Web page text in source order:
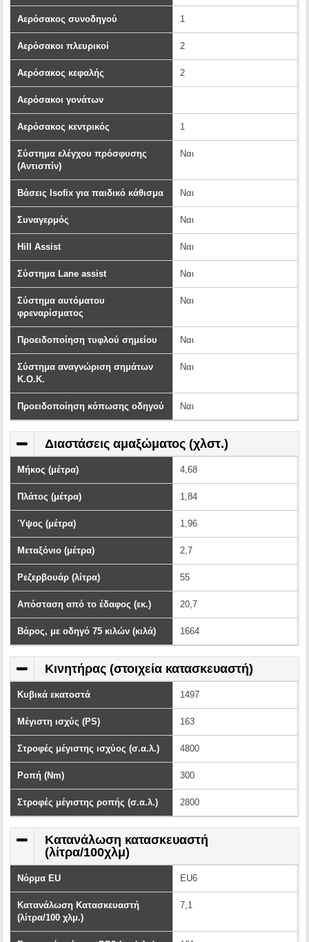
Αερόσακος συνοδηγού 1
Αερόσακοι πλευρικοί 2
Αερόσακος κεφαλής 2
Αερόσακοι γονάτων
Αερόσακος κεντρικός 1
Σύστημα ελέγχου πρόσφυσης
(Αντισπίν)
Ναι
Βάσεις Isofix για παιδικό κάθισμα Ναι
Συναγερμός Ναι
Hill Assist Ναι
Σύστημα Lane assist Ναι
Σύστημα αυτόματου
φρεναρίσματος
Ναι
Προειδοποίηση τυφλού σημείου Ναι
Σύστημα αναγνώριση σημάτων
Κ.Ο.Κ.
Ναι
Προειδοποίηση κόπωσης οδηγού Ναι
Διαστάσεις αμαξώματος (χλστ.)
Μήκος (μέτρα) 4,68
Πλάτος (μέτρα) 1,84
Ύψος (μέτρα) 1,96
Μεταξόνιο (μέτρα) 2,7
Ρεζερβουάρ (λίτρα) 55
Απόσταση από το έδαφος (εκ.) 20,7
Βάρος, με οδηγό 75 κιλών (κιλά) 1664
Κινητήρας (στοιχεία κατασκευαστή)
Κυβικά εκατοστά 1497
Μέγιστη ισχύς (PS) 163
Στροφές μέγιστης ισχύος (σ.α.λ.) 4800
Ροπή (Nm) 300
Στροφές μέγιστης ροπής (σ.α.λ.) 2800
Κατανάλωση κατασκευαστή
(λίτρα/100χλμ)
Νόρμα EU EU6
Κατανάλωση Κατασκευαστή
(λίτρα/100 χλμ.)
7,1